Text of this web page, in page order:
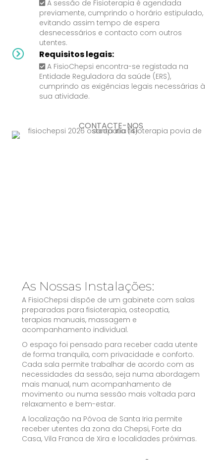
A sessão de Fisioterapia é agendada
previamente, cumprindo o horário estipulado,
evitando assim tempo de espera
desnecessários e contacto com outros
utentes.
Requisitos legais:
A FisioChepsi encontra-se registada na
Entidade Reguladora da saúde (ERS),
cumprindo as exigências legais necessárias à
sua atividade.
CONTACTE-NOS
As Nossas Instalações:
A FisioChepsi dispõe de um gabinete com salas
preparadas para fisioterapia, osteopatia,
terapias manuais, massagem e
acompanhamento individual.
O espaço foi pensado para receber cada utente
de forma tranquila, com privacidade e conforto.
Cada sala permite trabalhar de acordo com as
necessidades da sessão, seja numa abordagem
mais manual, num acompanhamento de
movimento ou numa sessão mais voltada para
relaxamento e bem-estar.
A localização na Póvoa de Santa Iria permite
receber utentes da zona da Chepsi, Forte da
Casa, Vila Franca de Xira e localidades próximas.